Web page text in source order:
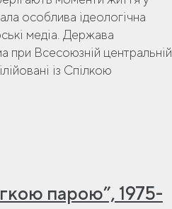
особлива ідеологічна
медіа. Держава
при Всесоюзній центральній
із Спілкою
парою”, 1975-